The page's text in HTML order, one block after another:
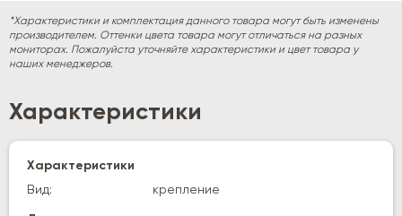
*Характеристики и комплектация данного товара могут быть изменены
производителем. Оттенки цвета товара могут отличаться на разных
мониторах. Пожалуйста уточняйте характеристики и цвет товара у
наших менеджеров.
Характеристики
Характеристики
Вид:
крепление